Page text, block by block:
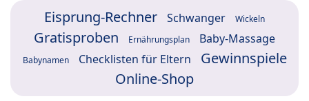
Eisprung-Rechner Schwanger Wickeln
Gratisproben Ernährungsplan Baby-Massage
Babynamen Checklisten für Eltern
Gewinnspiele
Online-Shop